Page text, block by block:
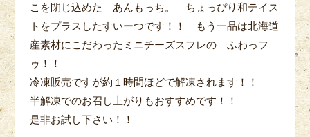
こを閉じ込めた あんもっち。 ちょっぴり和テイス
トをプラスしたすいーつです！！ もう一品は北海道
産素材にこだわったミニチーズスフレの ふわっフ
ゥ！！
冷凍販売ですが約１時間ほどで解凍されます！！
半解凍でのお召し上がりもおすすめです！！
是非お試し下さい！！